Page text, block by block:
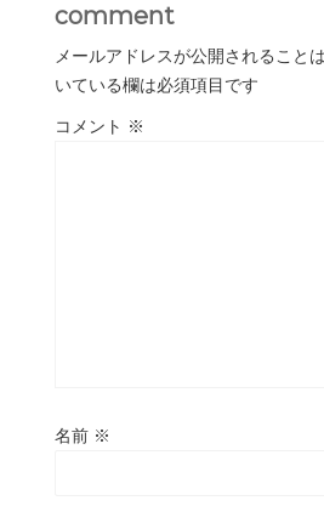
comment
メールアドレスが公開されること
いている欄は必須項目です
コメント ※
名前 ※